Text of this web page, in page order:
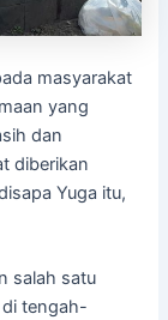
masyarakat
yang
dan
diberikan
Yuga itu,
salah satu
di tengah-